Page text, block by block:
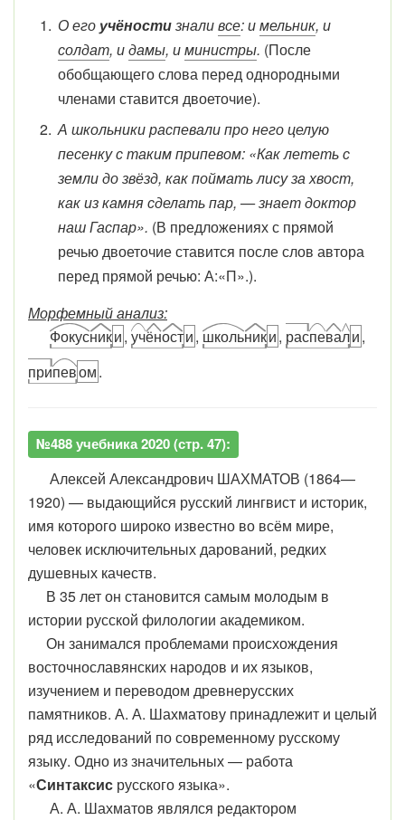
О его учёностизналивсе: имельник, и
солдат, идамы, иминистры. (После
обобщающего слова перед однородными
членами ставится двоеточие).
А школьники распевали про него целую
песенку с таким припевом: «Как лететь с
земли до звёзд, как поймать лису за хвост,
как из камня сделать пар, — знает доктор
наш Гаспар». (В предложениях с прямой
речью двоеточие ставится после слов автора
перед прямой речью: А:«П».).
Морфемный анализ:
Фокусники, учёности, школьники, распевали,
припевом.
№488 учебника 2020 (стр. 47):
Алексей Александрович ШАХМАТОВ (1864—
1920) — выдающийся русский лингвист и историк,
имя которого широко известно во всём мире,
человек исключительных дарований, редких
душевных качеств.
В 35 лет он становится самым молодым в
истории русской филологии академиком.
Он занимался проблемами происхождения
восточнославянских народов и их языков,
изучением и переводом древнерусских
памятников. А. А. Шахматову принадлежит и целый
ряд исследований по современному русскому
языку. Одно из значительных — работа
«Синтаксис русского языка».
А. А. Шахматов являлся редактором